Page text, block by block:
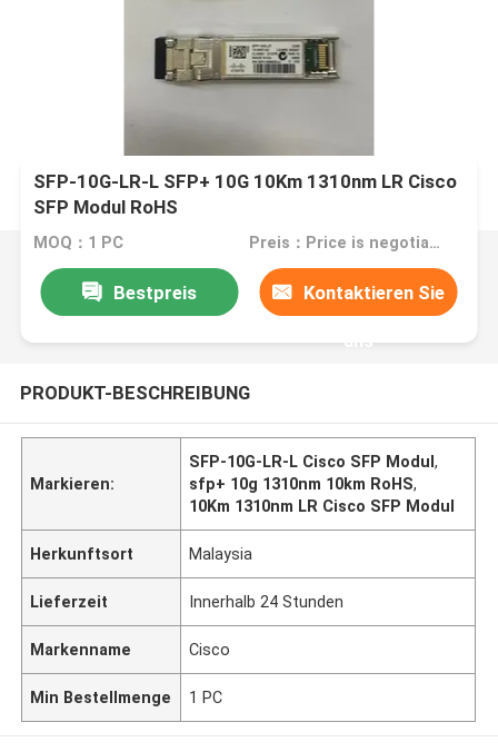
SFP-10G-LR-L SFP+ 10G 10Km 1310nm LR Cisco
SFP Modul RoHS
MOQ：1 PC Preis：Price is negotiable
Bestpreis Kontaktieren Sie
uns
PRODUKT-BESCHREIBUNG
Markieren:
SFP-10G-LR-L Cisco SFP Modul,
sfp+ 10g 1310nm 10km RoHS,
10Km 1310nm LR Cisco SFP Modul
Herkunftsort Malaysia
Lieferzeit Innerhalb 24 Stunden
Markenname Cisco
Min Bestellmenge 1 PC